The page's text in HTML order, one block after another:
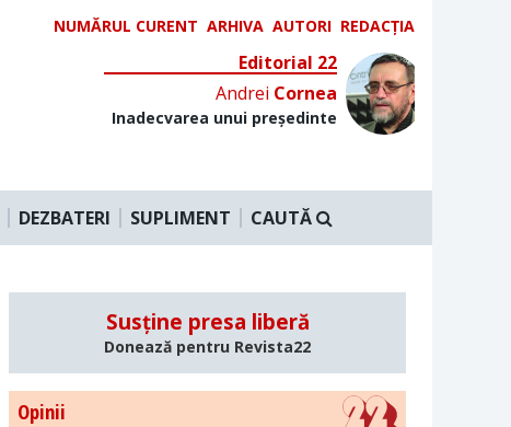
NUMĂRUL CURENT ARHIVA AUTORI REDACȚIA
Editorial 22
Andrei Cornea
Inadecvarea unui președinte
DEZBATERI SUPLIMENT CAUTĂ
Susține presa liberă
Donează pentru Revista22
Opinii